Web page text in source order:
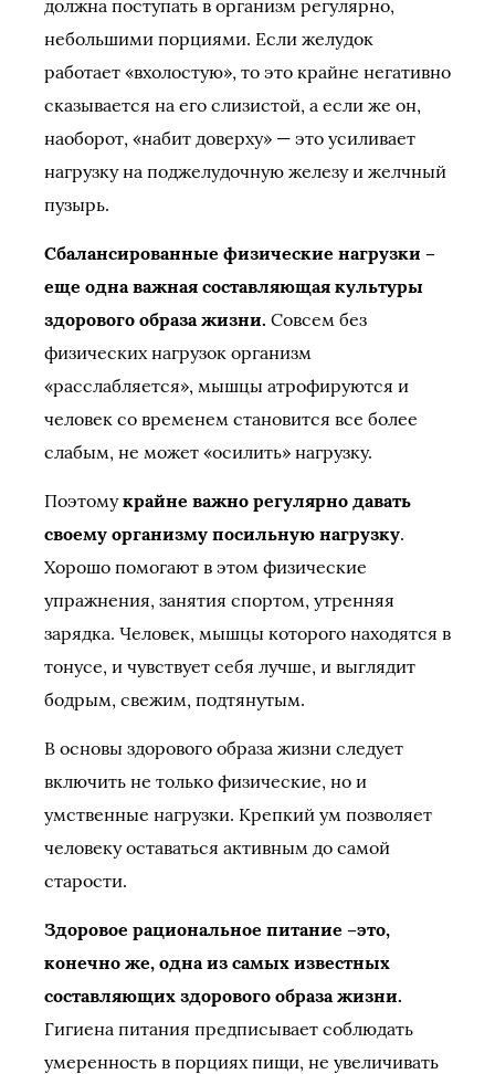
должна поступать в организм регулярно,
небольшими порциями. Если желудок
работает «вхолостую», то это крайне негативно
сказывается на его слизистой, а если же он,
наоборот, «набит доверху» — это усиливает
нагрузку на поджелудочную железу и желчный
пузырь.
Сбалансированные физические нагрузки –
еще одна важная составляющая культуры
здорового образа жизни. Совсем без
физических нагрузок организм
«расслабляется», мышцы атрофируются и
человек со временем становится все более
слабым, не может «осилить» нагрузку.
Поэтомукрайне важно регулярно давать
своему организму посильную нагрузку.
Хорошо помогают в этом физические
упражнения, занятия спортом, утренняя
зарядка. Человек, мышцы которого находятся в
тонусе, и чувствует себя лучше, и выглядит
бодрым, свежим, подтянутым.
В основы здорового образа жизни следует
включить не только физические, но и
умственные нагрузки. Крепкий ум позволяет
человеку оставаться активным до самой
старости.
Здоровое рациональное питание –это,
конечно же, одна из самых известных
составляющих здорового образа жизни.
Гигиена питания предписывает соблюдать
умеренность в порциях пищи, не увеличивать